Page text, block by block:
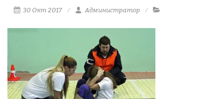
30 Окт 2017 Администратор